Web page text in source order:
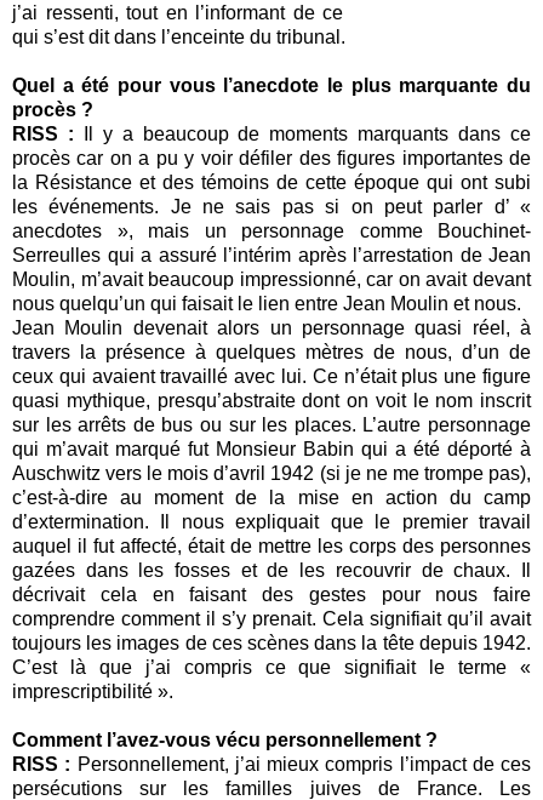
j’ai ressenti, tout en l’informant de ce
qui s’est dit dans l’enceinte du tribunal.
Quel a été pour vous l’anecdote le plus marquante du
procès ?
RISS : Il y a beaucoup de moments marquants dans ce
procès car on a pu y voir défiler des figures importantes de
la Résistance et des témoins de cette époque qui ont subi
les événements. Je ne sais pas si on peut parler d’ «
anecdotes », mais un personnage comme Bouchinet-
Serreulles qui a assuré l’intérim après l’arrestation de Jean
Moulin, m’avait beaucoup impressionné, car on avait devant
nous quelqu’un qui faisait le lien entre Jean Moulin et nous.
Jean Moulin devenait alors un personnage quasi réel, à
travers la présence à quelques mètres de nous, d’un de
ceux qui avaient travaillé avec lui. Ce n’était plus une figure
quasi mythique, presqu’abstraite dont on voit le nom inscrit
sur les arrêts de bus ou sur les places. L’autre personnage
qui m’avait marqué fut Monsieur Babin qui a été déporté à
Auschwitz vers le mois d’avril 1942 (si je ne me trompe pas),
c’est-à-dire au moment de la mise en action du camp
d’extermination. Il nous expliquait que le premier travail
auquel il fut affecté, était de mettre les corps des personnes
gazées dans les fosses et de les recouvrir de chaux. Il
décrivait cela en faisant des gestes pour nous faire
comprendre comment il s’y prenait. Cela signifiait qu’il avait
toujours les images de ces scènes dans la tête depuis 1942.
C’est là que j’ai compris ce que signifiait le terme «
imprescriptibilité ».
Comment l’avez-vous vécu personnellement ?
RISS : Personnellement, j’ai mieux compris l’impact de ces
persécutions sur les familles juives de France. Les